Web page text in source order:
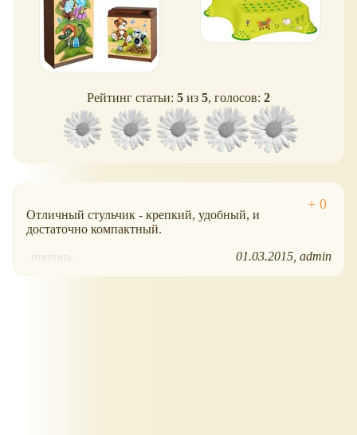
Рейтинг статьи: 5 из 5, голосов: 2
Отличный стульчик - крепкий, удобный, и
достаточно компактный.
ответить 01.03.2015 admin